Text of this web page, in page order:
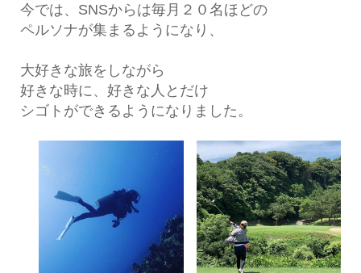
今では、SNSからは毎月２０名ほどの
ペルソナが集まるようになり、
大好きな旅をしながら
好きな時に、好きな人とだけ
シゴトができるようになりました。